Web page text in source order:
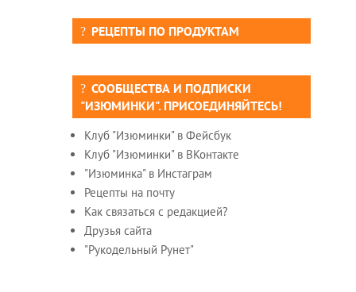
РЕЦЕПТЫ ПО ПРОДУКТАМ
СООБЩЕСТВА И ПОДПИСКИ
"ИЗЮМИНКИ". ПРИСОЕДИНЯЙТЕСЬ!
Клуб "Изюминки" в Фейсбук
Клуб "Изюминки" в ВКонтакте
"Изюминка" в Инстаграм
Рецепты на почту
Как связаться с редакцией?
Друзья сайта
"Рукодельный Рунет"